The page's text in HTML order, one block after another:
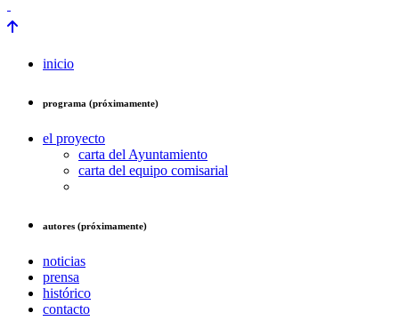
inicio
programa (próximamente)
el proyecto
carta del Ayuntamiento
carta del equipo comisarial
autores (próximamente)
noticias
prensa
histórico
contacto